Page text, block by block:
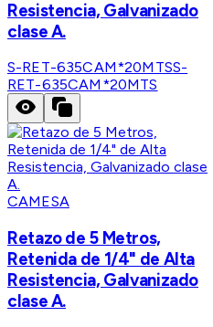
Resistencia, Galvanizado
clase A.
S-RET-635CAM*20MTSS-
RET-635CAM*20MTS
CAMESA
Retazo de 5 Metros,
Retenida de 1/4" de Alta
Resistencia, Galvanizado
clase A.